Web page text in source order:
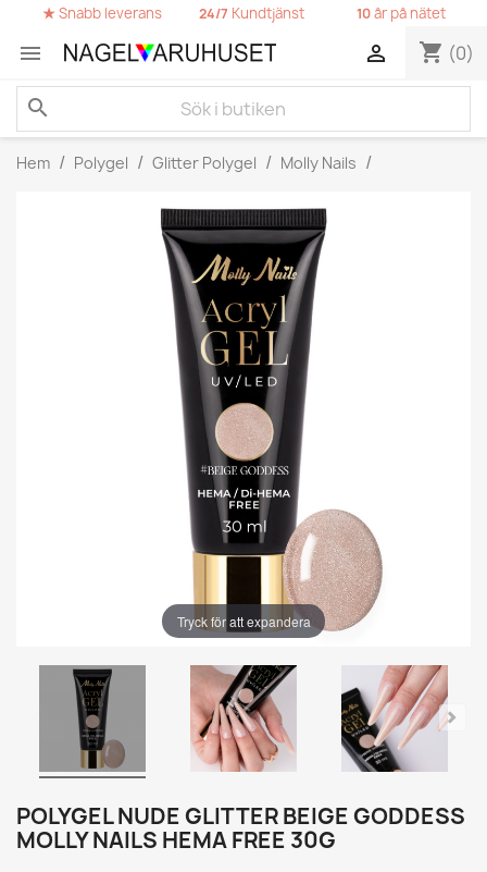
★Snabb leverans 24/7 Kundtjänst 10år på nätet
 shopping_cart (0)

search
Hem Polygel Glitter Polygel Molly Nails
Tryck för att expandera
POLYGEL NUDE GLITTER BEIGE GODDESS
MOLLY NAILS HEMA FREE 30G